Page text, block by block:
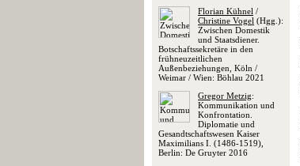
Florian Kühnel /
Christine Vogel (Hgg.):
Zwischen Domestik
und Staatsdiener.
Botschaftssekretäre in den
frühneuzeitlichen
Außenbeziehungen, Köln /
Weimar / Wien: Böhlau 2021
Gregor Metzig:
Kommunikation und
Konfrontation.
Diplomatie und
Gesandtschaftswesen Kaiser
Maximilians I. (1486-1519),
Berlin: De Gruyter 2016